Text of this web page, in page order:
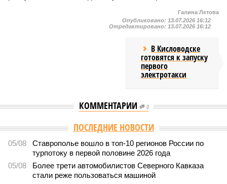
Галина Летова
Опубликовано: 13.07.2026 16:12
Отредактировано: 13.07.2026 16:12
В Кисловодске
готовятся к запуску
первого
электротакси
КОММЕНТАРИИ 0
ПОСЛЕДНИЕ НОВОСТИ
05/08
Ставрополье вошло в топ-10 регионов России по
турпотоку в первой половине 2026 года
05/08
Более трети автомобилистов Северного Кавказа
стали реже пользоваться машиной